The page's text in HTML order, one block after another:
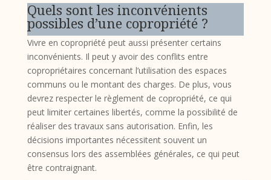
Quels sont les inconvénients
possibles d’une copropriété ?
Vivre en copropriété peut aussi présenter certains
inconvénients. Il peut y avoir des conflits entre
copropriétaires concernant l’utilisation des espaces
communs ou le montant des charges. De plus, vous
devrez respecter le règlement de copropriété, ce qui
peut limiter certaines libertés, comme la possibilité de
réaliser des travaux sans autorisation. Enfin, les
décisions importantes nécessitent souvent un
consensus lors des assemblées générales, ce qui peut
être contraignant.